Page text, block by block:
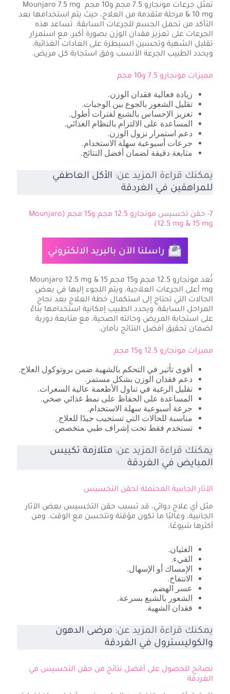
تمثل جرعات مونجارو 7.5 مجم و10 مجم Mounjaro 7.5 mg
& 10 mg مرحلة متقدمة من العلاج، حيث يتم استخدامها بعد
التأكد من تحمل الجسم للجرعات السابقة. تساعد هذه
الجرعات على تعزيز فقدان الوزن بصورة أكبر، مع استمرار
تقليل الشهية وتحسين السيطرة على العادات الغذائية،
ويحدد الطبيب الجرعة الأنسب وفق استجابة كل مريض.
مميزات مونجارو 7.5 و10 مجم
زيادة فعالية فقدان الوزن.
تقليل الشعور بالجوع بين الوجبات.
تعزيز الإحساس بالشبع لفترات أطول.
المساعدة على الالتزام بالنظام الغذائي.
دعم استمرار نزول الوزن.
جرعات أسبوعية سهلة الاستخدام.
متابعة دقيقة لضمان أفضل النتائج.
يمكنك قراءة المزيد عن: الأكل العاطفي
للمراهقين في الغردقة
7- حقن تخسيس مونجارو 12.5 مجم و15 مجم (Mounjaro
12.5 mg & 15 mg)
راسلنا الآن بالبريد الالكتروني
تُعد مونجارو 12.5 مجم و15 مجم Mounjaro 12.5 mg & 15
mg أعلى الجرعات العلاجية، ويتم اللجوء إليها في بعض
الحالات التي تحتاج إلى استكمال خطة العلاج بعد نجاح
المراحل السابقة. ويحدد الطبيب إمكانية استخدامها بناءً
على استجابة المريض وحالته الصحية، مع متابعة دورية
لضمان تحقيق أفضل النتائج بأمان.
مميزات مونجارو 12.5 و15 مجم
أقوى تأثير في التحكم بالشهية ضمن بروتوكول العلاج.
دعم فقدان الوزن بشكل مستمر.
تقليل الرغبة في تناول الأطعمة عالية السعرات.
المساعدة على الحفاظ على نمط غذائي صحي.
جرعة أسبوعية سهلة الاستخدام.
مناسبة للحالات التي تستجيب جيدًا للعلاج.
تستخدم فقط تحت إشراف طبي متخصص.
يمكنك قراءة المزيد عن: متلازمة تكييس
المبايض في الغردقة
الآثار الجانبية المحتملة لحقن التخسيس
مثل أي علاج دوائي، قد تسبب حقن التخسيس بعض الآثار
الجانبية، وغالبًا ما تكون مؤقتة وتتحسن مع الوقت. ومن
أكثرها شيوعًا:
الغثيان.
القيء.
الإمساك أو الإسهال.
الانتفاخ.
عسر الهضم.
الشعور بالشبع بسرعة.
فقدان الشهية.
يمكنك قراءة المزيد عن: مرضى الدهون
والكوليسترول في الغردقة
نصائح للحصول على أفضل نتائج من حقن التخسيس في
الغردقة